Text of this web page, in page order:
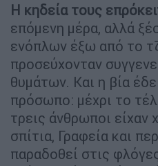
Η κηδεία τους
επόμενη μέρα, αλλά
ενόπλων έξω από το
προσεύχονταν
θυμάτων. Και η βία
πρόσωπο: μέχρι το
τρεις άνθρωποι είχαν
σπίτια, Γραφεία και
παραδοθεί στις